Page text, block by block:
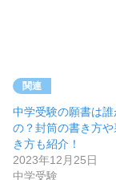
関連
中学受験の願書は誰
の？封筒の書き方
き方も紹介！
2023年12月25日
中学受験